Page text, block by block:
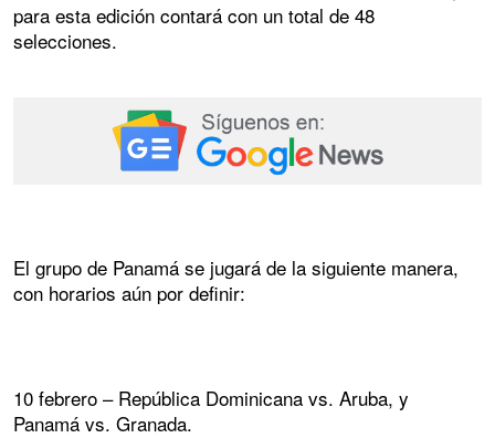
para esta edición contará con un total de 48
selecciones.
El grupo de Panamá se jugará de la siguiente manera,
con horarios aún por definir:
10 febrero – República Dominicana vs. Aruba, y
Panamá vs. Granada.